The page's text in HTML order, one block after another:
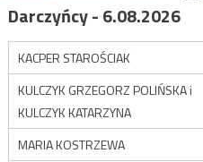
Darczyńcy - 6.08.2026
KACPER STAROŚCIAK
KULCZYK GRZEGORZ POLIŃSKA i
KULCZYK KATARZYNA
MARIA KOSTRZEWA